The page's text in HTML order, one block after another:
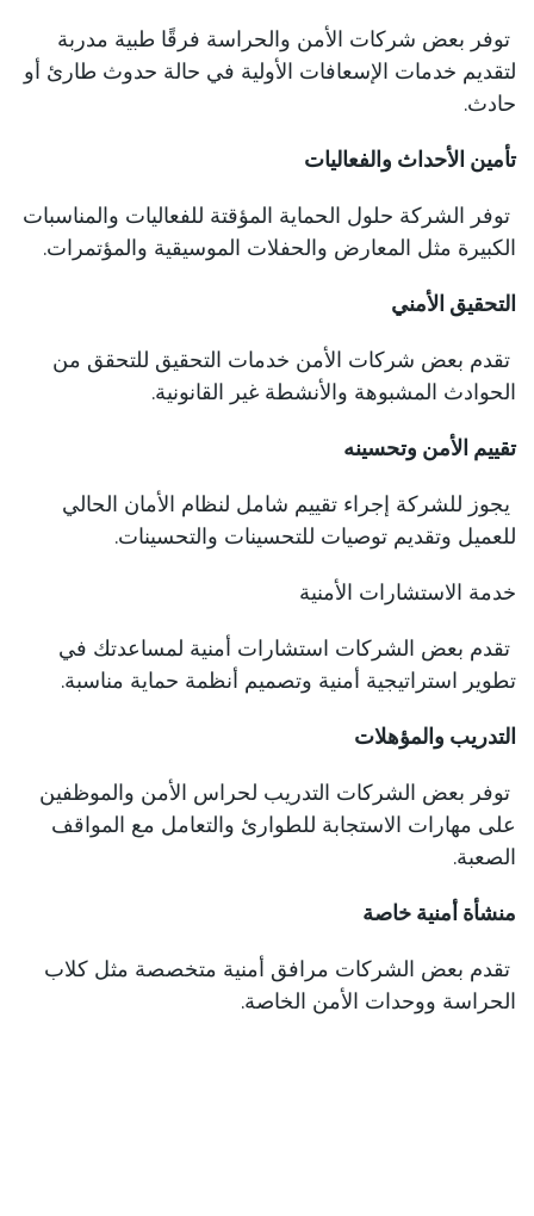
توفر بعض شركات الأمن والحراسة فرقًا طبية مدربة
لتقديم خدمات الإسعافات الأولية في حالة حدوث طارئ أو
حادث.
تأمين الأحداث والفعاليات
توفر الشركة حلول الحماية المؤقتة للفعاليات والمناسبات
الكبيرة مثل المعارض والحفلات الموسيقية والمؤتمرات.
التحقيق الأمني
تقدم بعض شركات الأمن خدمات التحقيق للتحقق من
الحوادث المشبوهة والأنشطة غير القانونية.
تقييم الأمن وتحسينه
يجوز للشركة إجراء تقييم شامل لنظام الأمان الحالي
للعميل وتقديم توصيات للتحسينات والتحسينات.
خدمة الاستشارات الأمنية
تقدم بعض الشركات استشارات أمنية لمساعدتك في
تطوير استراتيجية أمنية وتصميم أنظمة حماية مناسبة.
التدريب والمؤهلات
توفر بعض الشركات التدريب لحراس الأمن والموظفين
على مهارات الاستجابة للطوارئ والتعامل مع المواقف
الصعبة.
منشأة أمنية خاصة
تقدم بعض الشركات مرافق أمنية متخصصة مثل كلاب
الحراسة ووحدات الأمن الخاصة.